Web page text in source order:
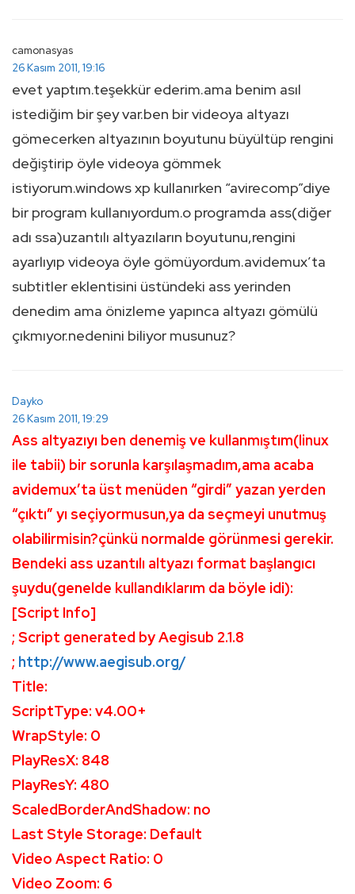
camonasyas
26 Kasım 2011, 19:16
evet yaptım.teşekkür ederim.ama benim asıl
istediğim bir şey var.ben bir videoya altyazı
gömecerken altyazının boyutunu büyültüp rengini
değiştirip öyle videoya gömmek
istiyorum.windows xp kullanırken “avirecomp”diye
bir program kullanıyordum.o programda ass(diğer
adı ssa)uzantılı altyazıların boyutunu,rengini
ayarlıyıp videoya öyle gömüyordum.avidemux’ta
subtitler eklentisini üstündeki ass yerinden
denedim ama önizleme yapınca altyazı gömülü
çıkmıyor.nedenini biliyor musunuz?
Dayko
26 Kasım 2011, 19:29
Ass altyazıyı ben denemiş ve kullanmıştım(linux
ile tabii) bir sorunla karşılaşmadım,ama acaba
avidemux’ta üst menüden “girdi” yazan yerden
“çıktı” yı seçiyormusun,ya da seçmeyi unutmuş
olabilirmisin?çünkü normalde görünmesi gerekir.
Bendeki ass uzantılı altyazı format başlangıcı
şuydu(genelde kullandıklarım da böyle idi):
[Script Info]
; Script generated by Aegisub 2.1.8
; http://www.aegisub.org/
Title:
ScriptType: v4.00+
WrapStyle: 0
PlayResX: 848
PlayResY: 480
ScaledBorderAndShadow: no
Last Style Storage: Default
Video Aspect Ratio: 0
Video Zoom: 6